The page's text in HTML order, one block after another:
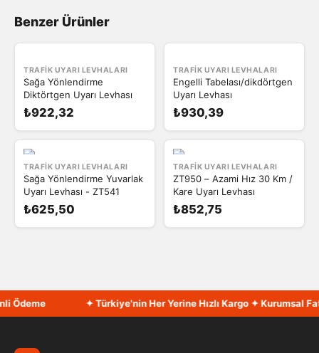
Benzer Ürünler
TRAFIK UYARI LEVHALARI
Sağa Yönlendirme
Diktörtgen Uyarı Levhası
₺922,32
TRAFIK UYARI LEVHALARI
Engelli Tabelası/dikdörtgen
Uyarı Levhası
₺930,39
TRAFIK UYARI LEVHALARI
Sağa Yönlendirme Yuvarlak
Uyarı Levhası - ZT541
₺625,50
TRAFIK UYARI LEVHALARI
ZT950 – Azami Hız 30 Km /
Kare Uyarı Levhası
₺852,75
✦ Türkiye'nin Her Yerine Hızlı Kargo ✦ Kurumsal